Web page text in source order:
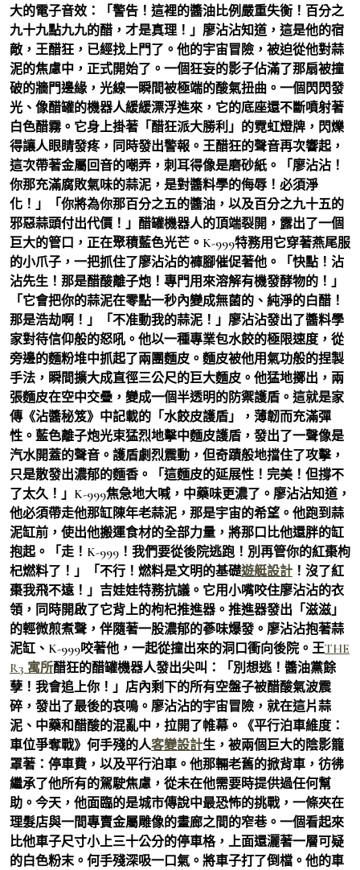
大的電子音效：「警告！這裡的醬油比例嚴重失衡！百分之
九十九點九九的醋，才是真理！」廖沾沾知道，這是他的宿
敵，王醋狂，已經找上門了。他的宇宙冒險，被迫從他對蒜
泥的焦慮中，正式開始了。一個狂妄的影子佔滿了那扇被撞
破的牆門邊緣，光線一瞬間被極端的酸氣扭曲。一個閃閃發
光、像醋罐的機器人緩緩漂浮進來，它的底座還不斷噴射著
白色醋霧。它身上掛著「醋狂派大勝利」的霓虹燈牌，閃爍
得讓人眼睛發疼，同時發出警報。王醋狂的聲音再次響起，
這次帶著金屬回音的嘲弄，刺耳得像是磨砂紙。「廖沾沾！
你那充滿腐敗氣味的蒜泥，是對醬料學的侮辱！必須淨
化！」「你將為你那百分之五的醬油，以及百分之九十五的
邪惡蒜頭付出代價！」醋罐機器人的頂端裂開，露出了一個
巨大的管口，正在聚積藍色光芒。K-999特務用它穿著燕尾服
的小爪子，一把抓住了廖沾沾的褲腳催促著他。「快點！沾
沾先生！那是醋酸離子炮！專門用來溶解有機發酵物的！」
「它會把你的蒜泥在零點一秒內變成無菌的、純淨的白醋！
那是浩劫啊！」「不准動我的蒜泥！」廖沾沾發出了醬料學
家對待信仰般的怒吼。他以一種專業包水餃的極限速度，從
旁邊的麵粉堆中抓起了兩團麵皮。麵皮被他用氣功般的捏製
手法，瞬間擴大成直徑三公尺的巨大麵皮。他猛地擲出，兩
張麵皮在空中交疊，變成一個半透明的防禦護盾。這就是家
傳《沾醬秘笈》中記載的「水餃皮護盾」，薄韌而充滿彈
性。藍色離子炮光束猛烈地擊中麵皮護盾，發出了一聲像是
汽水開蓋的聲音。護盾劇烈震動，但奇蹟般地擋住了攻擊，
只是散發出濃郁的麵香。「這麵皮的延展性！完美！但撐不
了太久！」K-999焦急地大喊，中藥味更濃了。廖沾沾知道，
他必須帶走他那缸陳年老蒜泥，那是宇宙的希望。他跑到蒜
泥缸前，使出他搬運食材的全部力量，將那口比他還胖的缸
抱起。「走！K-999！我們要從後院逃跑！別再管你的紅棗枸
杞燃料了！」「不行！燃料是文明的基礎遊艇設計 ！沒了紅
棗我飛不遠！」吉娃娃特務抗議。它用小嘴咬住廖沾沾的衣
領，同時開啟了它背上的枸杞推進器。推進器發出「滋滋」
的輕微煎煮聲，伴隨著一股濃郁的蔘味爆發。廖沾沾抱著蒜
泥缸、K-999咬著他，一起從撞出來的洞口衝向後院。王THE
R3 寓所醋狂的醋罐機器人發出尖叫：「別想逃！醬油黨餘
孽！我會追上你！」店內剩下的所有空盤子被醋酸氣波震
碎，發出了最後的哀鳴。廖沾沾的宇宙冒險，就在這片蒜
泥、中藥和醋酸的混亂中，拉開了帷幕。《平行泊車維度：
車位爭奪戰》何手殘的人客變設計生，被兩個巨大的陰影籠
罩著：停車費，以及平行泊車。他那輛老舊的掀背車，彷彿
繼承了他所有的駕駛焦慮，從未在他需要時提供過任何幫
助。今天，他面臨的是城市傳說中最恐怖的挑戰，一條夾在
理髮店與一間專賣金屬雕像的畫廊之間的窄巷。一個看起來
比他車子尺寸小上三十公分的停車格，上面還灑著一層可疑
的白色粉末。何手殘深吸一口氣。將車子打了倒檔。他的車